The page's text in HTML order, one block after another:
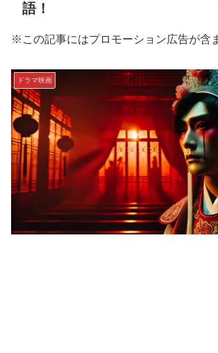
語！
※この記事にはプロモーション広告が含
ドラマ映画